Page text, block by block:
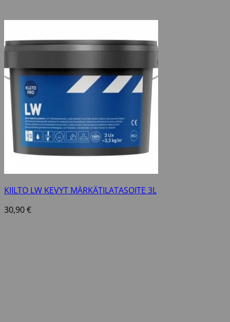
KIILTO LW KEVYT MÄRKÄTILATASOITE 3L
30,90€